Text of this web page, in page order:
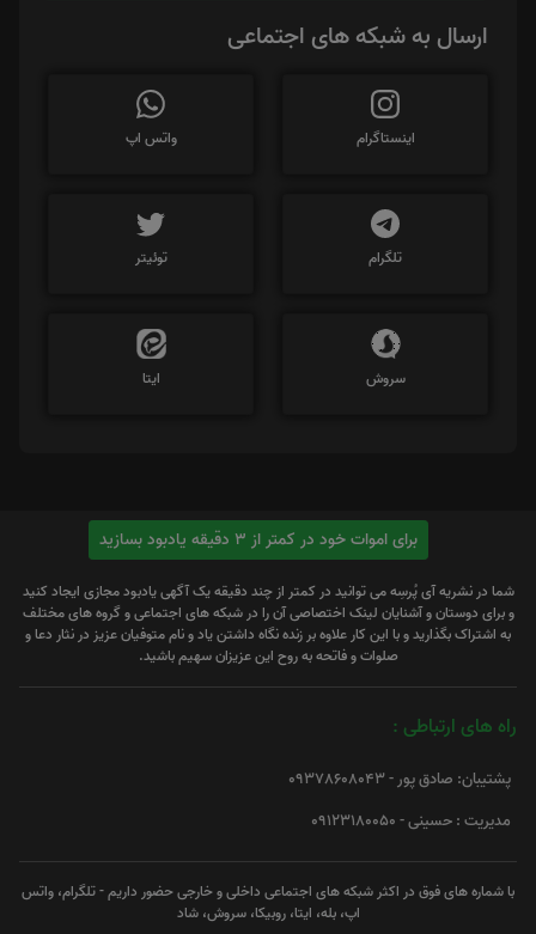
ارسال به شبکه های اجتماعی
اینستاگرام واتس اپ
تلگرام توئیتر
سروش ایتا
برای اموات خود در کمتر از 3 دقیقه یادبود بسازید
شما در نشریه آی پُرسِه می توانید در کمتر از چند دقیقه یک آگهی یادبود مجازی ایجاد کنید
و برای دوستان و آشنایان لینک اختصاصی آن را در شبکه های اجتماعی و گروه های مختلف
به اشتراک بگذارید و با این کار علاوه بر زنده نگاه داشتن یاد و نام متوفیان عزیز در نثار دعا و
صلوات و فاتحه به روح این عزیزان سهیم باشید.
راه های ارتباطی :
پشتیبان: صادق پور - 09378608043
مدیریت : حسینی - 09123180050
با شماره های فوق در اکثر شبکه های اجتماعی داخلی و خارجی حضور داریم - تلگرام، واتس
اپ، بله، ایتا، روبیکا، سروش، شاد